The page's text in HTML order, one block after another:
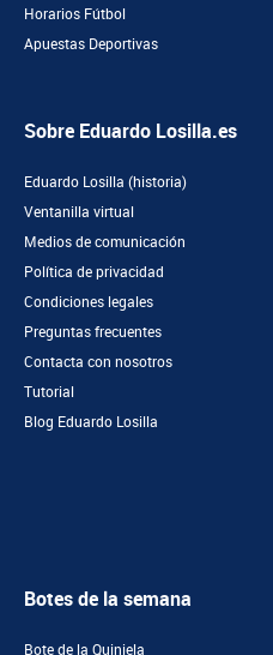
Horarios Fútbol
Apuestas Deportivas
Sobre Eduardo Losilla.es
Eduardo Losilla (historia)
Ventanilla virtual
Medios de comunicación
Política de privacidad
Condiciones legales
Preguntas frecuentes
Contacta con nosotros
Tutorial
Blog Eduardo Losilla
Botes de la semana
Bote de la Quiniela